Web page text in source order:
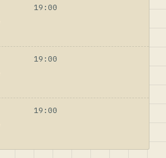
19:00
19:00
19:00